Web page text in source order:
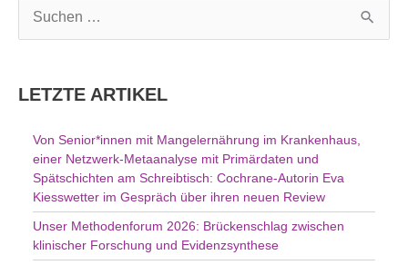
u
e
LETZTE ARTIKEL
Von Senior*innen mit Mangelernährung im Krankenhaus,
einer Netzwerk-Metaanalyse mit Primärdaten und
Spätschichten am Schreibtisch: Cochrane-Autorin Eva
Kiesswetter im Gespräch über ihren neuen Review
Unser Methodenforum 2026: Brückenschlag zwischen
klinischer Forschung und Evidenzsynthese